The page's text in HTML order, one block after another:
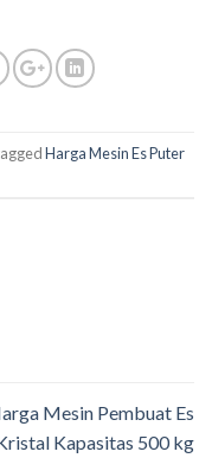
Harga Mesin Es Puter
Mesin Pembuat Es
Kapasitas 500 kg